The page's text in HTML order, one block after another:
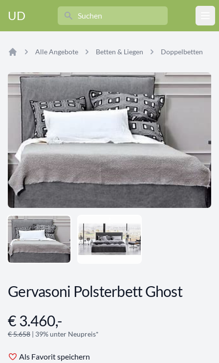
UD
Search
Alle Angebote Betten & Liegen Doppelbetten
Gervasoni Polsterbett Ghost
Angebotsinformationen
€ 3.460,-
€ 5.658 | 39% unter Neupreis*
Als Favorit speichern